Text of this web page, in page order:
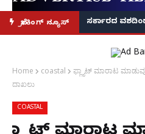
ಬ್ರೇಕಿಂಗ್ ನ್ಯೂಸ್
ಆರಂಭ' – ಸಚಿವ ಯು.ಟಿ. ಖಾದರ್ ಅಭಯ!
ಸರ್ಕಾರದ
Home coastal
ಫ್ಲ್ಯಾಟ್ ಮಾರಾಟ
ದಾಖಲು
COASTAL